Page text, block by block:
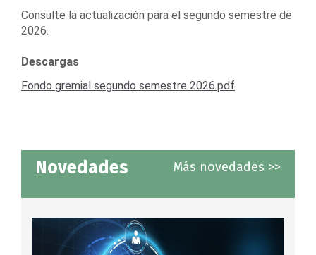
Consulte la actualización para el segundo semestre de
2026.
Descargas
Fondo gremial segundo semestre 2026.pdf
Novedades Más novedades >>